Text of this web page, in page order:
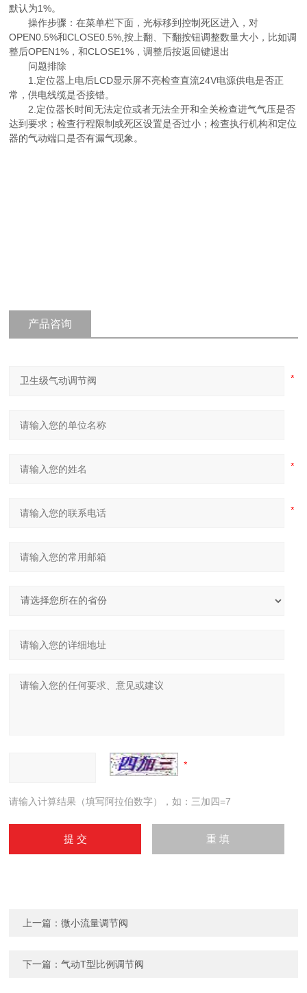
默认为1%。
操作步骤：在菜单栏下面，光标移到控制死区进入，对
OPEN0.5%和CLOSE0.5%,按上翻、下翻按钮调整数量大小，比如调
整后OPEN1%，和CLOSE1%，调整后按返回键退出
问题排除
1.定位器上电后LCD显示屏不亮检查直流24V电源供电是否正
常，供电线缆是否接错。
2.定位器长时间无法定位或者无法全开和全关检查进气气压是否
达到要求；检查行程限制或死区设置是否过小；检查执行机构和定位
器的气动端口是否有漏气现象。
产品咨询
请输入计算结果（填写阿拉伯数字），如：三加四=7
上一篇：微小流量调节阀
下一篇：气动T型比例调节阀